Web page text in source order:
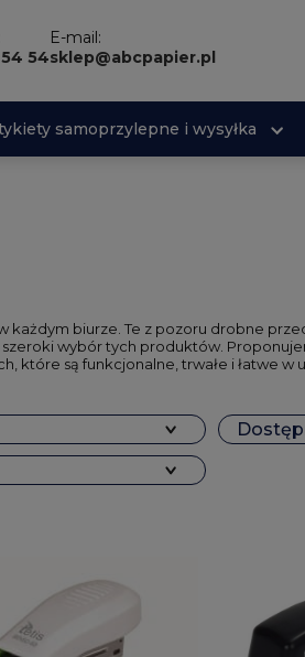
54
E-mail:
sklep@abcpapier.pl
samoprzylepne i wysyłka
biurze. Te z pozoru drobne
wybór tych produktów.
które są funkcjonalne, trwałe i łatwe w